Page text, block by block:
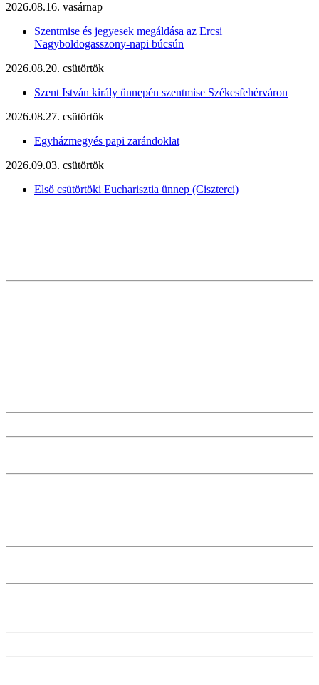
2026.08.16. vasárnap
Szentmise és jegyesek megáldása az Ercsi
Nagyboldogasszony-napi búcsún
2026.08.20. csütörtök
Szent István király ünnepén szentmise Székesfehérváron
2026.08.27. csütörtök
Egyházmegyés papi zarándoklat
2026.09.03. csütörtök
Első csütörtöki Eucharisztia ünnep (Ciszterci)